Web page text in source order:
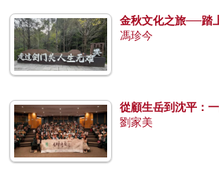
金秋文化之旅──踏
馮珍今
從顧生岳到沈平：
劉家美